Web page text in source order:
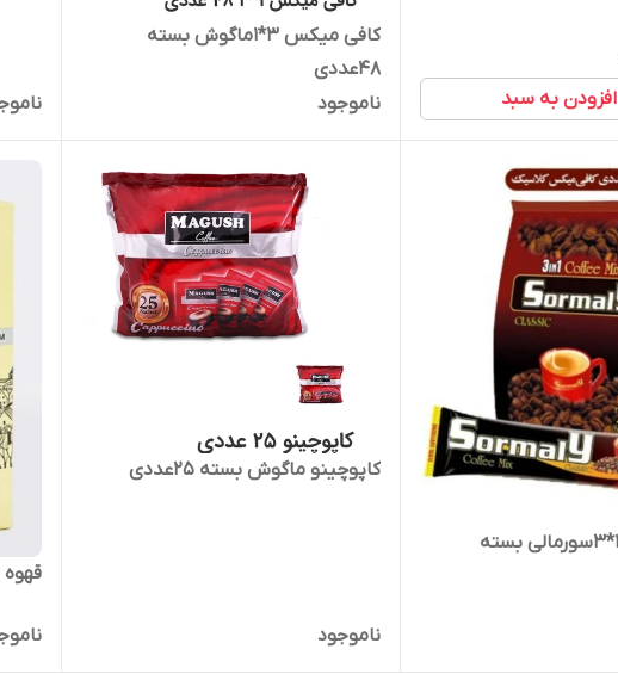
افزودن به سبد
کافی میکس 3*1ماگوش بسته
48عددی
ناموجود
کافی میکس 1*3سورمالی بسته
کاپوچینو ماگوش بسته 25عددی
ناموجود
قهوه